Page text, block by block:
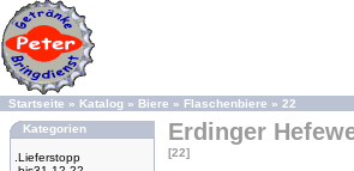
Startseite » Katalog » Biere » Flaschenbiere » 22
Kategorien
.Lieferstopp
Erdinger
[22]